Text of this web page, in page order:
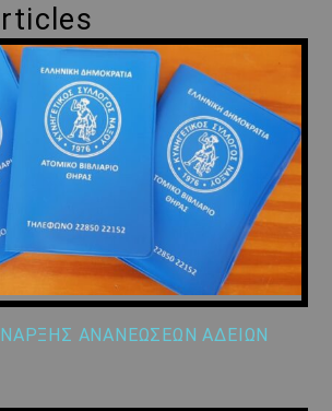
ΑΝΑΝΕΩΣΕΩΝ ΑΔΕΙΩΝ